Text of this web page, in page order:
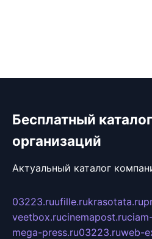
Бесплатный
организаций
Актуальный каталог
03223.ruufille.rukrasotata.ru
veetbox.rucinemapost.ru
mega-press.ru03223.ruweb-